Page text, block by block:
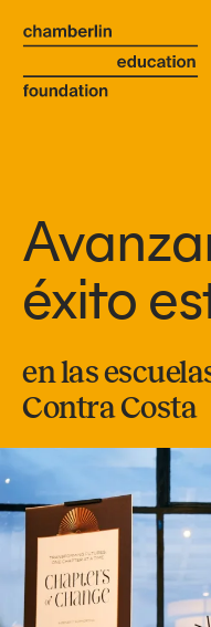
éxito
en las
Contra Costa